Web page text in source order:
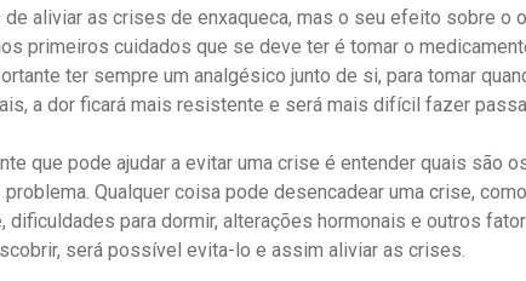
aliviar as crises de enxaqueca, mas o seu efeito sobre o
primeiros cuidados que se deve ter é tomar o
ter sempre um analgésico junto de si, para tomar
a dor ficará mais resistente e será mais difícil fazer
que pode ajudar a evitar uma crise é entender quais são
Qualquer coisa pode desencadear uma crise,
dificuldades para dormir, alterações hormonais e outros
será possível evita-lo e assim aliviar as crises.